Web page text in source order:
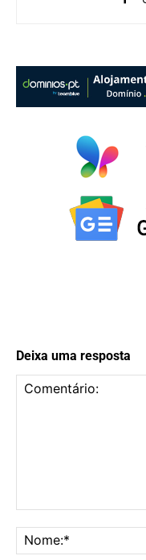
Deixa uma resposta